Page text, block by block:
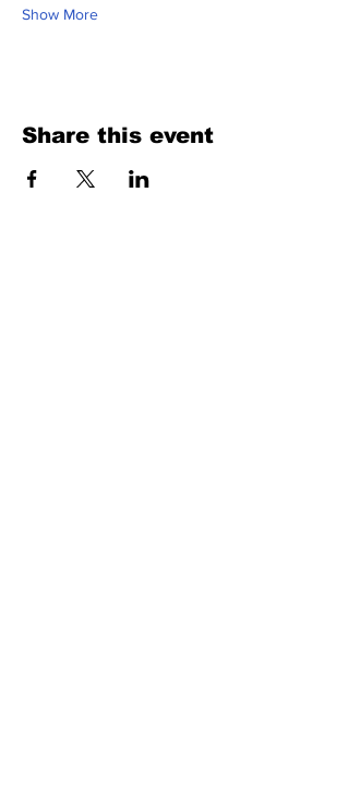
Show More
Share this event